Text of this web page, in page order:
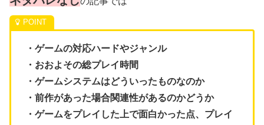
・ゲームの対応ハードやジャンル
・おおよその総プレイ時間
・ゲームシステムはどういったものなのか
・前作があった場合関連性があるのかどうか
・ゲームをプレイした上で面白かった点、プレイ